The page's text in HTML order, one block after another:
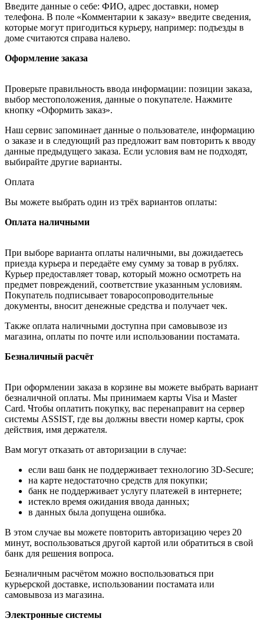
Введите данные о себе: ФИО, адрес доставки, номер
телефона. В поле «Комментарии к заказу» введите сведения,
которые могут пригодиться курьеру, например: подъезды в
доме считаются справа налево.
Оформление заказа
Проверьте правильность ввода информации: позиции заказа,
выбор местоположения, данные о покупателе. Нажмите
кнопку «Оформить заказ».
Наш сервис запоминает данные о пользователе, информацию
о заказе и в следующий раз предложит вам повторить к вводу
данные предыдущего заказа. Если условия вам не подходят,
выбирайте другие варианты.
Оплата
Вы можете выбрать один из трёх вариантов оплаты:
Оплата наличными
При выборе варианта оплаты наличными, вы дожидаетесь
приезда курьера и передаёте ему сумму за товар в рублях.
Курьер предоставляет товар, который можно осмотреть на
предмет повреждений, соответствие указанным условиям.
Покупатель подписывает товаросопроводительные
документы, вносит денежные средства и получает чек.
Также оплата наличными доступна при самовывозе из
магазина, оплаты по почте или использовании постамата.
Безналичный расчёт
При оформлении заказа в корзине вы можете выбрать вариант
безналичной оплаты. Мы принимаем карты Visa и Master
Card. Чтобы оплатить покупку, вас перенаправит на сервер
системы ASSIST, где вы должны ввести номер карты, срок
действия, имя держателя.
Вам могут отказать от авторизации в случае:
если ваш банк не поддерживает технологию 3D-Secure;
на карте недостаточно средств для покупки;
банк не поддерживает услугу платежей в интернете;
истекло время ожидания ввода данных;
в данных была допущена ошибка.
В этом случае вы можете повторить авторизацию через 20
минут, воспользоваться другой картой или обратиться в свой
банк для решения вопроса.
Безналичным расчётом можно воспользоваться при
курьерской доставке, использовании постамата или
самовывоза из магазина.
Электронные системы